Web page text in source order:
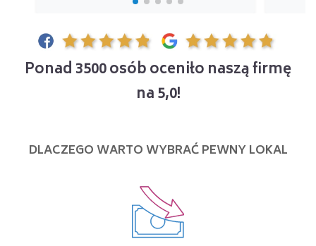
Ponad 3500 osób oceniło naszą firmę
na 5,0!
DLACZEGO WARTO WYBRAĆ PEWNY LOKAL